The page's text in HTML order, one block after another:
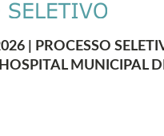
| PROCESSO
MUNICIPAL